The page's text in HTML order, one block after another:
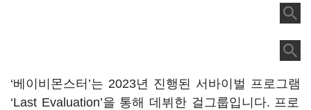
‘베이비몬스터’는 2023년 진행된 서바이벌 프로그램
‘Last Evaluation’을 통해 데뷔한 걸그룹입니다. 프로